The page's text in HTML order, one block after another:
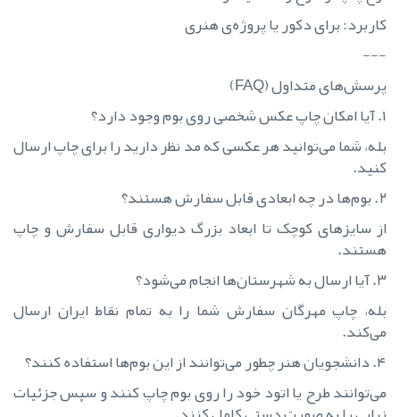
کاربرد: برای دکور یا پروژه‌ی هنری
---
پرسش‌های متداول (FAQ)
۱. آیا امکان چاپ عکس شخصی روی بوم وجود دارد؟
بله، شما می‌توانید هر عکسی که مد نظر دارید را برای چاپ ارسال
کنید.
۲. بوم‌ها در چه ابعادی قابل سفارش هستند؟
از سایزهای کوچک تا ابعاد بزرگ دیواری قابل سفارش و چاپ
هستند.
۳. آیا ارسال به شهرستان‌ها انجام می‌شود؟
بله، چاپ مهرگان سفارش شما را به تمام نقاط ایران ارسال
می‌کند.
۴. دانشجویان هنر چطور می‌توانند از این بوم‌ها استفاده کنند؟
می‌توانند طرح یا اتود خود را روی بوم چاپ کنند و سپس جزئیات